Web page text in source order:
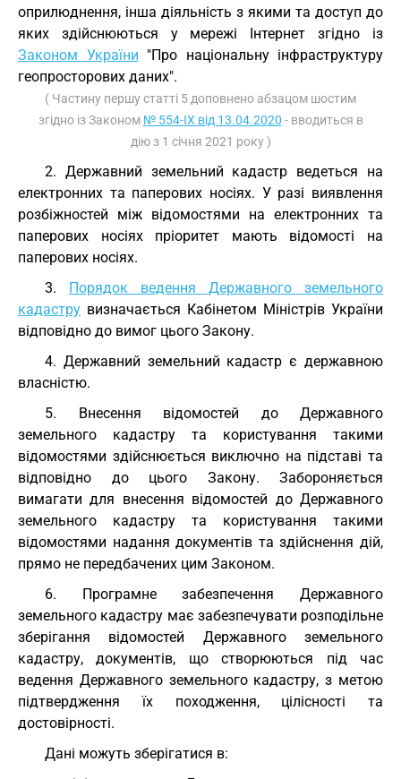
оприлюднення, інша діяльність з якими та доступ до
яких здійснюються у мережі Інтернет згідно із
Законом України "Про національну інфраструктуру
геопросторових даних".
( Частину першу статті 5 доповнено абзацом шостим
згідно із Законом № 554-IX від 13.04.2020 - вводиться в
дію з 1 січня 2021 року )
2. Державний земельний кадастр ведеться на
електронних та паперових носіях. У разі виявлення
розбіжностей між відомостями на електронних та
паперових носіях пріоритет мають відомості на
паперових носіях.
3. Порядок ведення Державного земельного
кадастру визначається Кабінетом Міністрів України
відповідно до вимог цього Закону.
4. Державний земельний кадастр є державною
власністю.
5. Внесення відомостей до Державного
земельного кадастру та користування такими
відомостями здійснюється виключно на підставі та
відповідно до цього Закону. Забороняється
вимагати для внесення відомостей до Державного
земельного кадастру та користування такими
відомостями надання документів та здійснення дій,
прямо не передбачених цим Законом.
6. Програмне забезпечення Державного
земельного кадастру має забезпечувати розподільне
зберігання відомостей Державного земельного
кадастру, документів, що створюються під час
ведення Державного земельного кадастру, з метою
підтвердження їх походження, цілісності та
достовірності.
Дані можуть зберігатися в: